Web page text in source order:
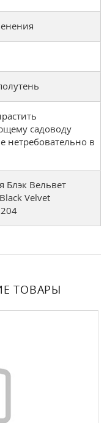
садоводу
нетребовательно в
Блэк Вельвет
Velvet
ТОВАРЫ